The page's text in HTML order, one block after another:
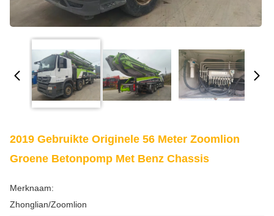
2019 Gebruikte Originele 56 Meter Zoomlion
Groene Betonpomp Met Benz Chassis
Merknaam:
Zhonglian/Zoomlion